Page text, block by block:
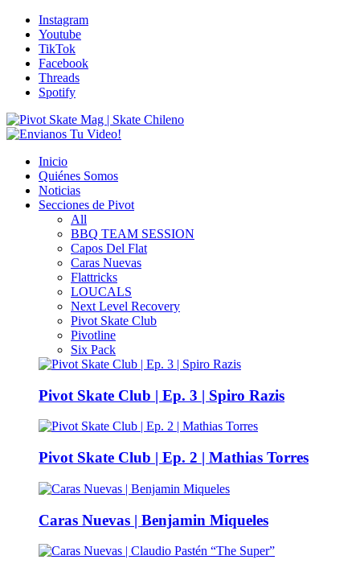
Instagram
Youtube
TikTok
Facebook
Threads
Spotify
Inicio
Quiénes Somos
Noticias
Secciones de Pivot
All
BBQ TEAM SESSION
Capos Del Flat
Caras Nuevas
Flattricks
LOUCALS
Next Level Recovery
Pivot Skate Club
Pivotline
Six Pack
Pivot Skate Club | Ep. 3 | Spiro Razis
Pivot Skate Club | Ep. 2 | Mathias Torres
Caras Nuevas | Benjamin Miqueles